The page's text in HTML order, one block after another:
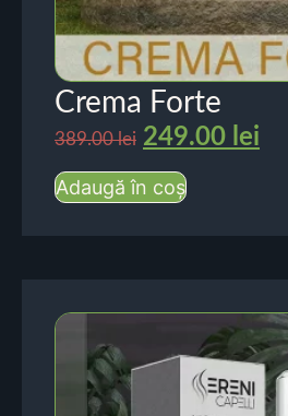
Crema Forte
389.00lei 249.00 lei
Adaugă în coș